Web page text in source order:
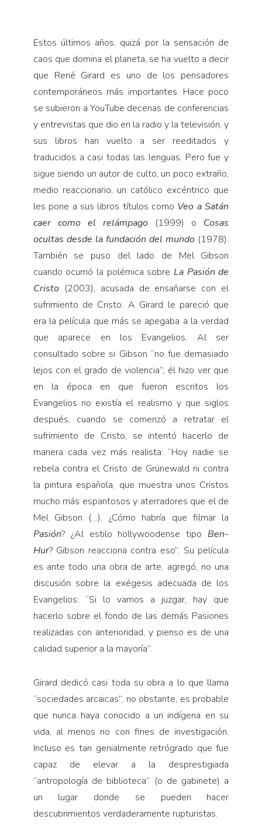
Estos últimos años, quizá por la sensación de
caos que domina el planeta, se ha vuelto a decir
que René Girard es uno de los pensadores
contemporáneos más importantes. Hace poco
se subieron a YouTube decenas de conferencias
y entrevistas que dio en la radio y la televisión, y
sus libros han vuelto a ser reeditados y
traducidos a casi todas las lenguas. Pero fue y
sigue siendo un autor de culto, un poco extraño,
medio reaccionario, un católico excéntrico que
les pone a sus libros títulos como Veo a Satán
caer como el relámpago (1999) o Cosas
ocultas desde la fundación del mundo (1978).
También se puso del lado de Mel Gibson
cuando ocurrió la polémica sobre La Pasión de
Cristo (2003), acusada de ensañarse con el
sufrimiento de Cristo. A Girard le pareció que
era la película que más se apegaba a la verdad
que aparece en los Evangelios. Al ser
consultado sobre si Gibson “no fue demasiado
lejos con el grado de violencia”, él hizo ver que
en la época en que fueron escritos los
Evangelios no existía el realismo y que siglos
después, cuando se comenzó a retratar el
sufrimiento de Cristo, se intentó hacerlo de
manera cada vez más realista: “Hoy nadie se
rebela contra el Cristo de Grünewald ni contra
la pintura española, que muestra unos Cristos
mucho más espantosos y aterradores que el de
Mel Gibson (…). ¿Cómo habría que filmar la
Pasión? ¿Al estilo hollywoodense tipo Ben-
Hur? Gibson reacciona contra eso”. Su película
es ante todo una obra de arte, agregó, no una
discusión sobre la exégesis adecuada de los
Evangelios: “Si lo vamos a juzgar, hay que
hacerlo sobre el fondo de las demás Pasiones
realizadas con anterioridad, y pienso es de una
calidad superior a la mayoría”.
Girard dedicó casi toda su obra a lo que llama
“sociedades arcaicas”, no obstante, es probable
que nunca haya conocido a un indígena en su
vida, al menos no con fines de investigación.
Incluso es tan genialmente retrógrado que fue
capaz de elevar a la desprestigiada
“antropología de biblioteca” (o de gabinete) a
un lugar donde se pueden hacer
descubrimientos verdaderamente rupturistas.